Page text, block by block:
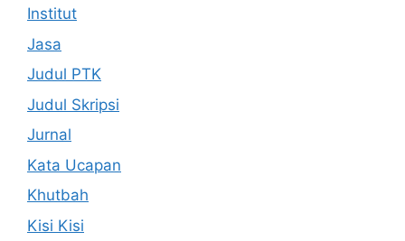
Institut
Jasa
Judul PTK
Judul Skripsi
Jurnal
Kata Ucapan
Khutbah
Kisi Kisi